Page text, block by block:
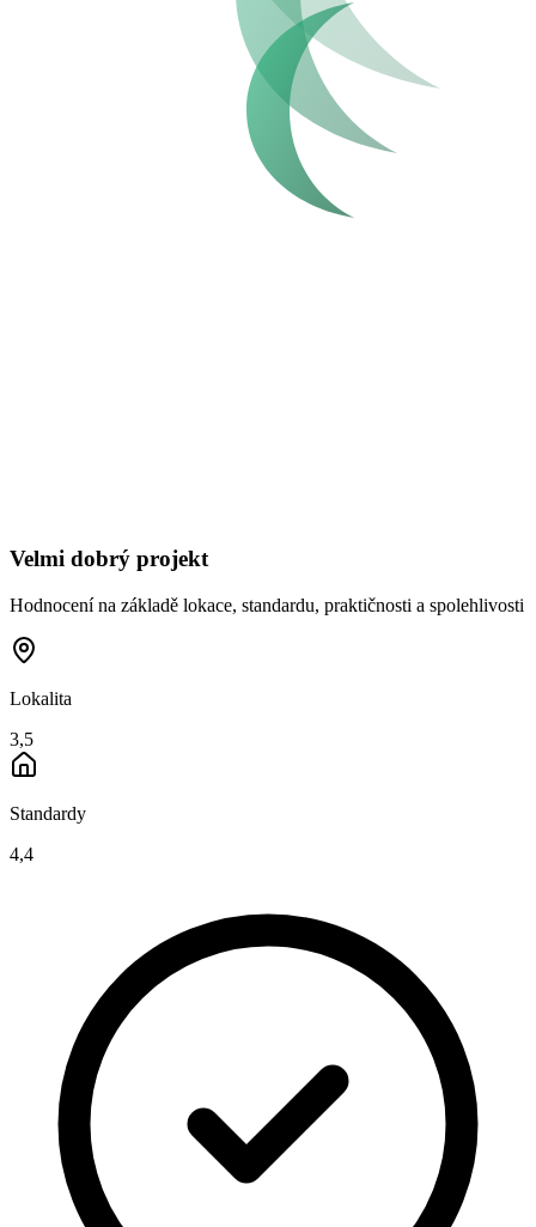
Velmi dobrý projekt
Hodnocení na základě lokace, standardu, praktičnosti a spolehlivosti
Lokalita
3,5
Standardy
4,4